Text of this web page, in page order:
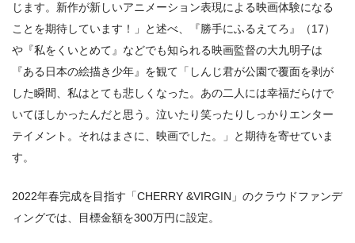
じます。新作が新しいアニメーション表現による映画体験になる
ことを期待しています！」と述べ、『勝手にふるえてろ』（17）
や『私をくいとめて』などでも知られる映画監督の大九明子は
『ある日本の絵描き少年』を観て「しんじ君が公園で覆面を剥が
した瞬間、私はとても悲しくなった。あの二人には幸福だらけで
いてほしかったんだと思う。泣いたり笑ったりしっかりエンター
テイメント。それはまさに、映画でした。」と期待を寄せていま
す。
2022年春完成を目指す「CHERRY &VIRGIN」のクラウドファンデ
ィングでは、目標金額を300万円に設定。